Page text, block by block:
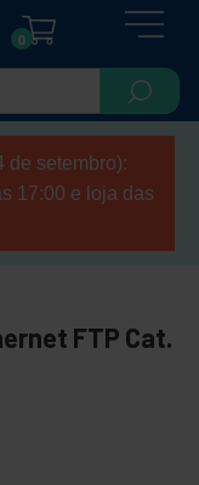
0
de setembro):
17:00 e loja das
FTP Cat.